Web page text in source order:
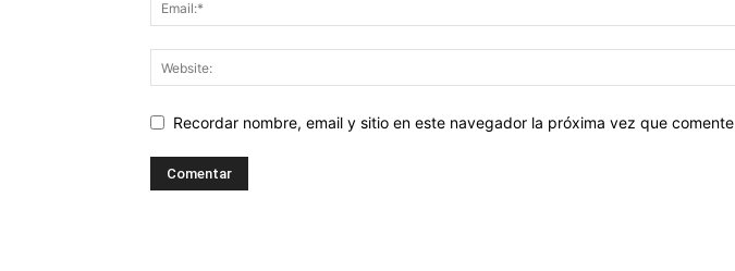
Recordar nombre, email y sitio en este navegador la próxima vez que comente